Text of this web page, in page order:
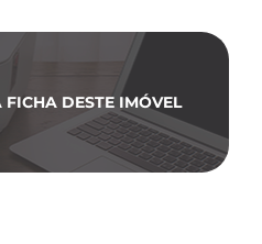
DESTE IMÓVEL